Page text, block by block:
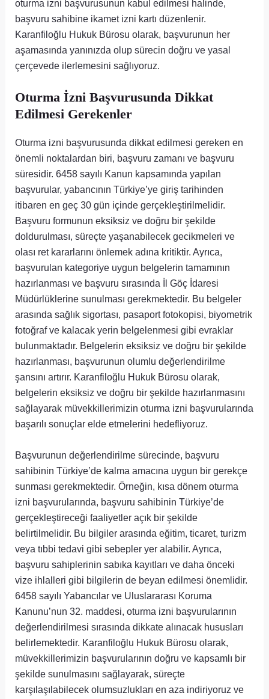
oturma izni başvurusunun kabul edilmesi halinde,
başvuru sahibine ikamet izni kartı düzenlenir.
Karanfiloğlu Hukuk Bürosu olarak, başvurunun her
aşamasında yanınızda olup sürecin doğru ve yasal
çerçevede ilerlemesini sağlıyoruz.
Oturma İzni Başvurusunda Dikkat
Edilmesi Gerekenler
Oturma izni başvurusunda dikkat edilmesi gereken en
önemli noktalardan biri, başvuru zamanı ve başvuru
süresidir. 6458 sayılı Kanun kapsamında yapılan
başvurular, yabancının Türkiye’ye giriş tarihinden
itibaren en geç 30 gün içinde gerçekleştirilmelidir.
Başvuru formunun eksiksiz ve doğru bir şekilde
doldurulması, süreçte yaşanabilecek gecikmeleri ve
olası ret kararlarını önlemek adına kritiktir. Ayrıca,
başvurulan kategoriye uygun belgelerin tamamının
hazırlanması ve başvuru sırasında İl Göç İdaresi
Müdürlüklerine sunulması gerekmektedir. Bu belgeler
arasında sağlık sigortası, pasaport fotokopisi, biyometrik
fotoğraf ve kalacak yerin belgelenmesi gibi evraklar
bulunmaktadır. Belgelerin eksiksiz ve doğru bir şekilde
hazırlanması, başvurunun olumlu değerlendirilme
şansını artırır. Karanfiloğlu Hukuk Bürosu olarak,
belgelerin eksiksiz ve doğru bir şekilde hazırlanmasını
sağlayarak müvekkillerimizin oturma izni başvurularında
başarılı sonuçlar elde etmelerini hedefliyoruz.
Başvurunun değerlendirilme sürecinde, başvuru
sahibinin Türkiye’de kalma amacına uygun bir gerekçe
sunması gerekmektedir. Örneğin, kısa dönem oturma
izni başvurularında, başvuru sahibinin Türkiye’de
gerçekleştireceği faaliyetler açık bir şekilde
belirtilmelidir. Bu bilgiler arasında eğitim, ticaret, turizm
veya tıbbi tedavi gibi sebepler yer alabilir. Ayrıca,
başvuru sahiplerinin sabıka kayıtları ve daha önceki
vize ihlalleri gibi bilgilerin de beyan edilmesi önemlidir.
6458 sayılı Yabancılar ve Uluslararası Koruma
Kanunu’nun 32. maddesi, oturma izni başvurularının
değerlendirilmesi sırasında dikkate alınacak hususları
belirlemektedir. Karanfiloğlu Hukuk Bürosu olarak,
müvekkillerimizin başvurularının doğru ve kapsamlı bir
şekilde sunulmasını sağlayarak, süreçte
karşılaşılabilecek olumsuzlukları en aza indiriyoruz ve